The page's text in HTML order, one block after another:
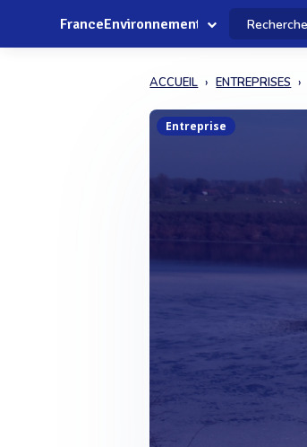
FranceEnvironnement
ACCUEIL ENTREPRISES
Entreprise